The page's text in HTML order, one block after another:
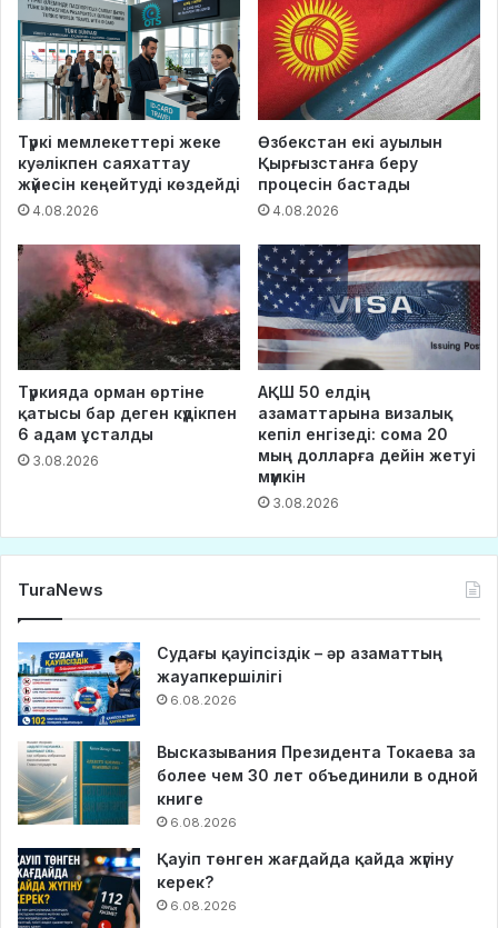
Түркі мемлекеттері жеке
куәлікпен саяхаттау
жүйесін кеңейтуді көздейді
4.08.2026
Өзбекстан екі ауылын
Қырғызстанға беру
процесін бастады
4.08.2026
Түркияда орман өртіне
қатысы бар деген күдікпен
6 адам ұсталды
3.08.2026
АҚШ 50 елдің
азаматтарына визалық
кепіл енгізеді: сома 20
мың долларға дейін жетуі
мүмкін
3.08.2026
TuraNews
Судағы қауіпсіздік – әр азаматтың
жауапкершілігі
6.08.2026
Высказывания Президента Токаева за
более чем 30 лет объединили в одной
книге
6.08.2026
Қауіп төнген жағдайда қайда жүгіну
керек?
6.08.2026